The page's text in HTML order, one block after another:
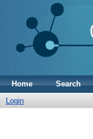
Home Search
Login